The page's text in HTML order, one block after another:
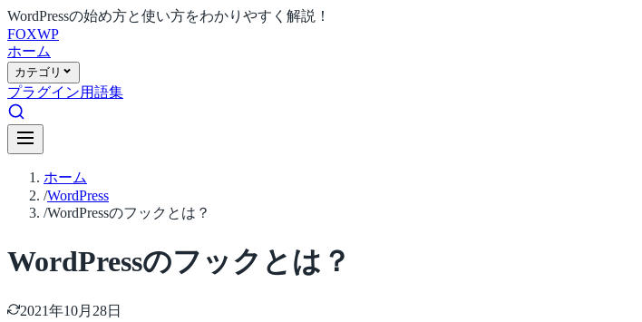
WordPressの始め方と使い方をわかりやすく解説！
FOXWP
ホーム
カテゴリ
プラグイン用語集
ホーム
/WordPress
/WordPressのフックとは？
WordPressのフックとは？
2021年10月28日